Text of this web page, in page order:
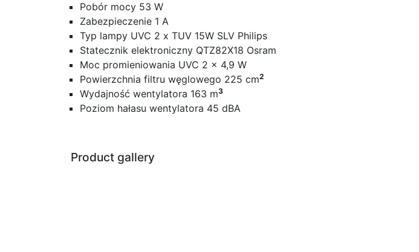
Pobór mocy 53 W
Zabezpieczenie 1 A
Typ lampy UVC 2 x TUV 15W SLV Philips
Statecznik elektroniczny QTZ82X18 Osram
Moc promieniowania UVC 2 x 4,9 W
Powierzchnia filtru węglowego 225 cm2
Wydajność wentylatora 163 m3
Poziom hałasu wentylatora 45 dBA
Product gallery